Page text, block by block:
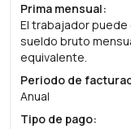
Prima mensual:
El trabajador puede
sueldo bruto
equivalente.
Periodo de
Anual
Tipo de pago: